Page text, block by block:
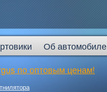
Об автомобиле
по оптовым ценам!